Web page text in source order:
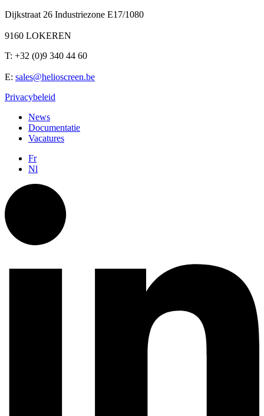
Dijkstraat 26 Industriezone E17/1080
9160 LOKEREN
T: +32 (0)9 340 44 60
E: sales@helioscreen.be
Privacybeleid
News
Documentatie
Vacatures
Fr
Nl